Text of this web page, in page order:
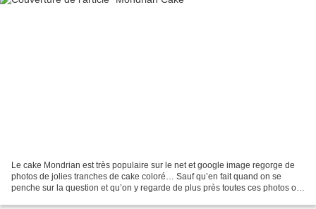
Le cake Mondrian est très populaire sur le net et google image regorge de
photos de jolies tranches de cake coloré… Sauf qu’en fait quand on se
penche sur la question et qu’on y regarde de plus près toutes ces photos ont